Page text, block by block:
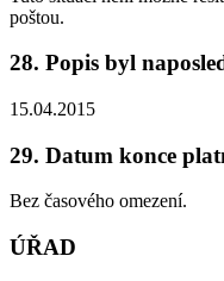
poštou.
28. Popis byl
15.04.2015
29. Datum konce
Bez časového omezení.
ÚŘAD